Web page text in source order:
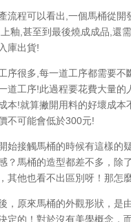
流程可以看出,一個馬桶從開
釉,甚至到最後燒成成品,還
庫出貨!
序很多,每一道工序都需要不
道工序!此過程要花費大量的
本!就算撇開用料的好壞成本
不可能會低於300元!
始接觸馬桶的時候有這樣的
？馬桶的造型都差不多，除
其他也看不出區別呀！那怎
，原來馬桶的外觀形狀，是
定的！對於沒有美學概念，